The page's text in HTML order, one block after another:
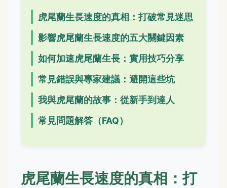
虎尾蘭生長速度的真相：打破常見迷思
影響虎尾蘭生長速度的五大關鍵因素
如何加速虎尾蘭生長：實用技巧分享
常見錯誤與專家建議：避開這些坑
我與虎尾蘭的故事：從新手到達人
常見問題解答（FAQ）
虎尾蘭生長速度的真相：打